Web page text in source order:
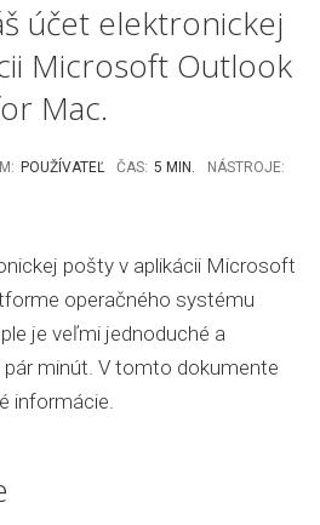
účet elektronickej
Microsoft Outlook
Mac.
POUŽÍVATEĽ ČAS 5 MIN. NÁSTROJE
pošty v aplikácii Microsoft
operačného systému
je veľmi jednoduché a
pár minút. V tomto dokumente
informácie.